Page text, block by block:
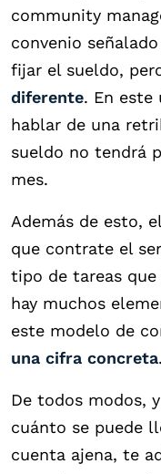
community
convenio
fijar el sueldo,
diferente. En
hablar de una
sueldo no tendrá
mes.
Además de esto,
que contrate el
tipo de tareas que
hay muchos
este modelo de
una cifra concreta.
De todos modos,
cuánto se puede
cuenta ajena, te